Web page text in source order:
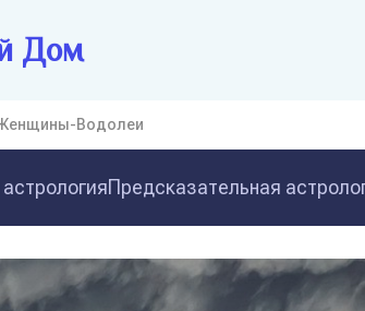
Дом
Водолеи
Предсказательная